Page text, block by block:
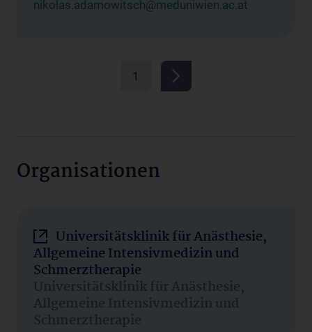
nikolas.adamowitsch@meduniwien.ac.at
1
Organisationen
Universitätsklinik für Anästhesie,
Allgemeine Intensivmedizin und
Schmerztherapie
Universitätsklinik für Anästhesie,
Allgemeine Intensivmedizin und
Schmerztherapie